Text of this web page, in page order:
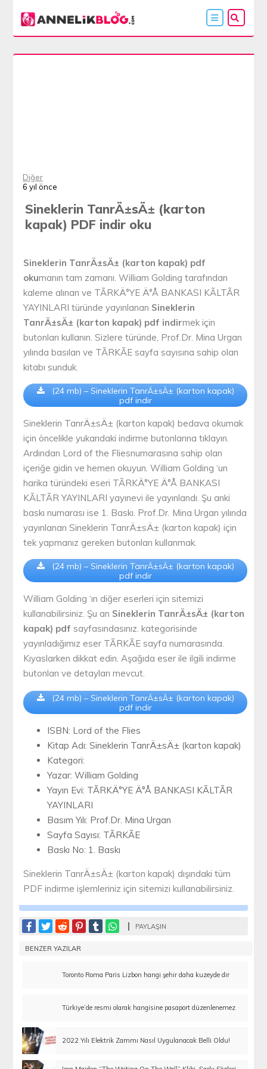
Diğer
6 yıl önce
Sineklerin TanrÄ±sÄ± (karton
kapak) PDF indir oku
Sineklerin TanrÄ±sÄ± (karton kapak) pdf
okumanın tam zamanı. William Golding tarafından
kaleme alınan ve TÃRKÄ°YE Ä°Å BANKASI KÃLTÃR
YAYINLARI türünde yayınlanan Sineklerin
TanrÄ±sÄ± (karton kapak) pdf indirmek için
butonları kullanın. Sizlere türünde, Prof.Dr. Mina Urgan
yılında basılan ve TÃRKÃE sayfa sayısına sahip olan
kitabı sunduk.
(24 mb) – Sineklerin TanrÄ±sÄ± (karton kapak)
pdf indir
Sineklerin TanrÄ±sÄ± (karton kapak) bedava okumak
için öncelikle yukarıdaki indirme butonlarına tıklayın.
Ardından Lord of the Fliesnumarasına sahip olan
içeriğe gidin ve hemen okuyun. William Golding ‘un
harika türündeki eseri TÃRKÄ°YE Ä°Å BANKASI
KÃLTÃR YAYINLARI yayınevi ile yayınlandı. Şu anki
baskı numarası ise 1. Baskı. Prof.Dr. Mina Urgan yılında
yayınlanan Sineklerin TanrÄ±sÄ± (karton kapak) için
tek yapmanız gereken butonları kullanmak.
(24 mb) – Sineklerin TanrÄ±sÄ± (karton kapak)
pdf indir
William Golding ‘ın diğer eserleri için sitemizi
kullanabilirsiniz. Şu an Sineklerin TanrÄ±sÄ± (karton
kapak) pdf sayfasındasınız. kategorisinde
yayınladığımız eser TÃRKÃE sayfa numarasında.
Kıyaslarken dikkat edin. Aşağıda eser ile ilgili indirme
butonları ve detayları mevcut.
(24 mb) – Sineklerin TanrÄ±sÄ± (karton kapak)
pdf indir
ISBN: Lord of the Flies
Kitap Adı: Sineklerin TanrÄ±sÄ± (karton kapak)
Kategori:
Yazar: William Golding
Yayın Evi: TÃRKÄ°YE Ä°Å BANKASI KÃLTÃR
YAYINLARI
Basım Yılı: Prof.Dr. Mina Urgan
Sayfa Sayısı: TÃRKÃE
Baskı No: 1. Baskı
Sineklerin TanrÄ±sÄ± (karton kapak) dışındaki tüm
PDF indirme işlemleriniz için sitemizi kullanabilirsiniz.
PAYLAŞIN
BENZER YAZILAR
Toronto Roma Paris Lizbon hangi şehir daha kuzeyde dir
Türkiye’de resmi olarak hangisine pasaport düzenlenemez
2022 Yılı Elektrik Zammı Nasıl Uygulanacak Belli Oldu!